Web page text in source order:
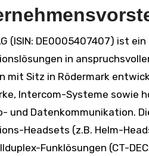
in
mit Sitz in Rödermark
Intercom-Systeme sowie
und Datenkommunikation​.
Headsets (z.B. Helm-
Funklösungen (CT-